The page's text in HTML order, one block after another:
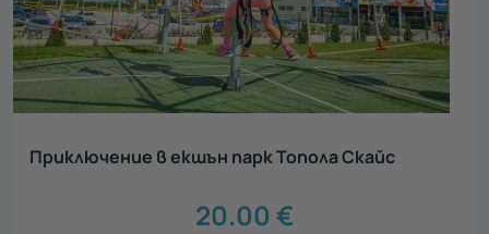
Приключение в екшън парк Топола Скайс
20.00 €